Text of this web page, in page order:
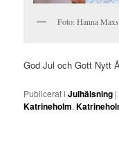
Foto: Hanna
God Jul och Gott Nytt
Publicerat i Julhälsning |
Katrineholm,